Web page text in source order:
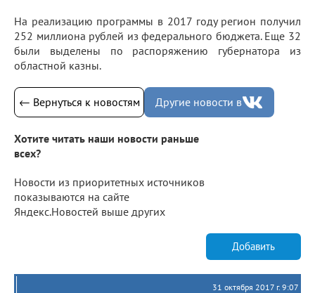
На реализацию программы в 2017 году регион получил
252 миллиона рублей из федерального бюджета. Еще 32
были выделены по распоряжению губернатора из
областной казны.
← Вернуться к новостям Другие новости в
Хотите читать наши новости раньше
всех?
Новости из приоритетных источников
показываются на сайте
Яндекс.Новостей выше других
Добавить
31 октября 2017 г. 9:07